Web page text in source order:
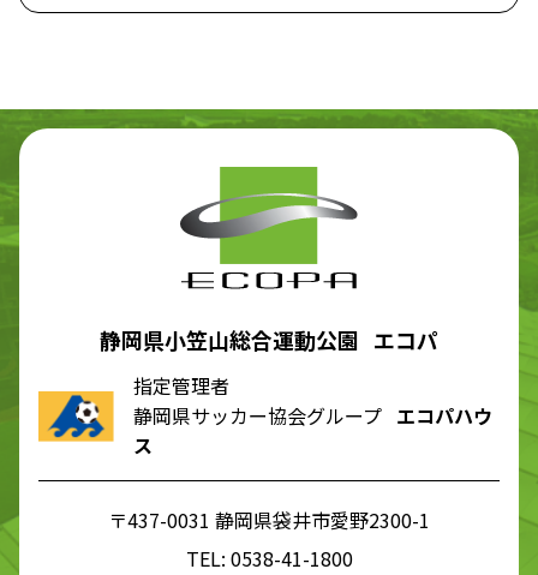
静岡県小笠山総合運動公園 エコパ
指定管理者
静岡県サッカー協会グループ エコパハウ
ス
〒437-0031 静岡県袋井市愛野2300-1
TEL: 0538-41-1800